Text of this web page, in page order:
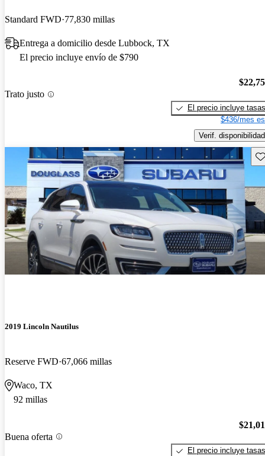
Standard FWD 77,830 millas
Entrega a domicilio desde Lubbock, TX
El precio incluye envío de $790
Trato justo
El precio incluye tasas
$436/mes
Verif. disponibilidad
2019 Lincoln Nautilus
Reserve FWD 67,066 millas
Waco, TX
92 millas
Buena oferta
El precio incluye tasas